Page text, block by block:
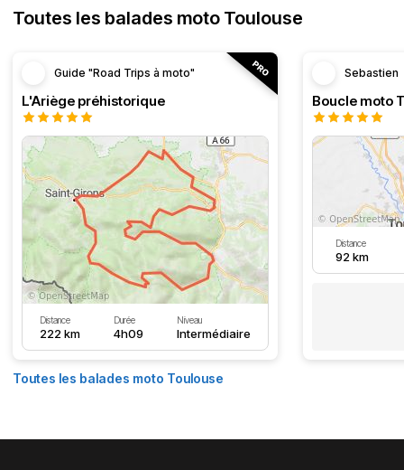
Toutes les balades moto Toulouse
Guide "Road Trips à moto"
L'Ariège préhistorique
Distance
222 km
Durée
4h09
Niveau
Intermédiaire
Sebastien
Distance
92 km
Toutes les balades moto Toulouse